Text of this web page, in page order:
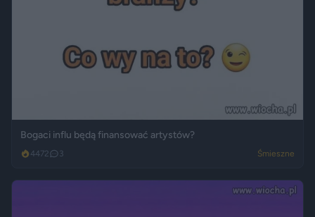
Bogaci influ będą finansować artystów?
4472 3 Śmieszne